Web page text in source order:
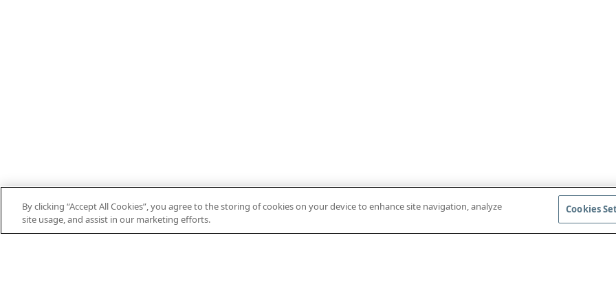
ENDEESFR PT THEIFAB.COM ACESSAR AS
By clicking “Accept All Cookies”, you agree to the storing of cookies on your device to enhance site navigation, analyze
site usage, and assist in our marketing efforts.
Cookies